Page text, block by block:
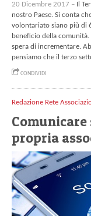
20 Dicembre 2017 – Il
nostro Paese. Si conta
volontariato siano più di
beneficio della
spera di incrementare.
pensiamo che il terzo
CONDIVIDI
Redazione Rete
propria